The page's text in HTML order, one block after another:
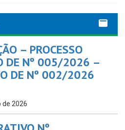
– PROCESSO
DE Nº 005/2026 –
DE Nº 002/2026
de 2026